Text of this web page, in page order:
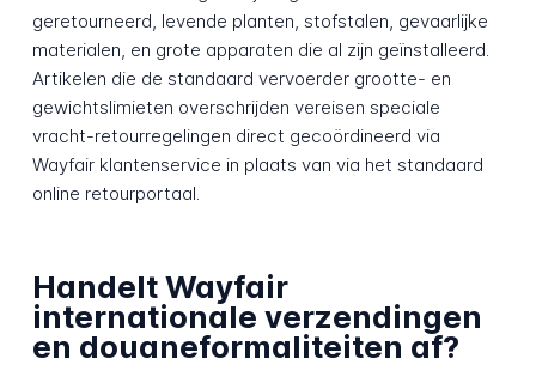
geretourneerd, levende planten, stofstalen, gevaarlijke
materialen, en grote apparaten die al zijn geïnstalleerd.
Artikelen die de standaard vervoerder grootte- en
gewichtslimieten overschrijden vereisen speciale
vracht-retourregelingen direct gecoördineerd via
Wayfair klantenservice in plaats van via het standaard
online retourportaal.
Handelt Wayfair
internationale verzendingen
en douaneformaliteiten af?